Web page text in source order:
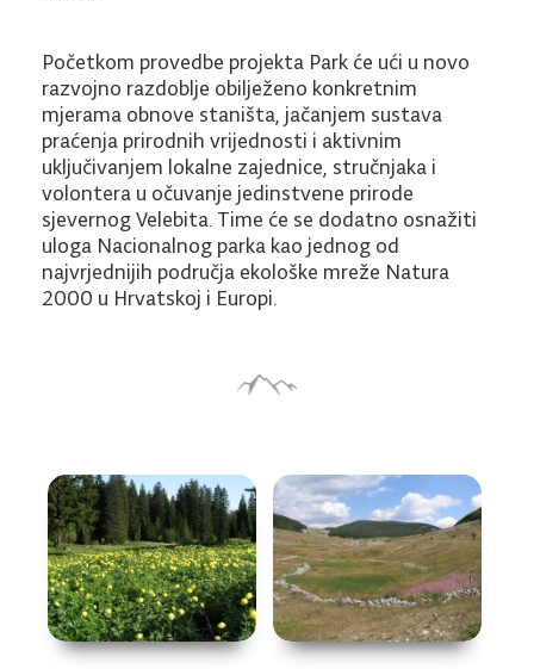
Početkom provedbe projekta Park će ući u novo
razvojno razdoblje obilježeno konkretnim
mjerama obnove staništa, jačanjem sustava
praćenja prirodnih vrijednosti i aktivnim
uključivanjem lokalne zajednice, stručnjaka i
volontera u očuvanje jedinstvene prirode
sjevernog Velebita. Time će se dodatno osnažiti
uloga Nacionalnog parka kao jednog od
najvrjednijih područja ekološke mreže Natura
2000 u Hrvatskoj i Europi.